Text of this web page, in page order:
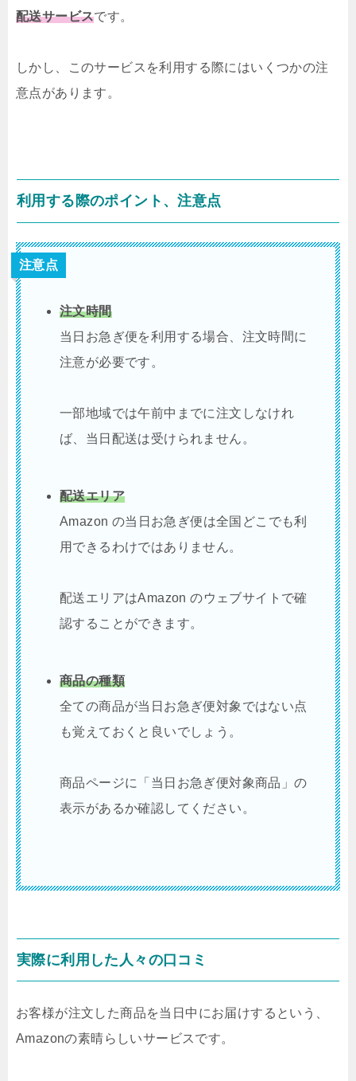
配送サービスです。
しかし、このサービスを利用する際にはいくつかの注
意点があります。
利用する際のポイント、注意点
注意点
注文時間
当日お急ぎ便を利用する場合、注文時間に
注意が必要です。
一部地域では午前中までに注文しなけれ
ば、当日配送は受けられません。
配送エリア
Amazon の当日お急ぎ便は全国どこでも利
用できるわけではありません。
配送エリアはAmazon のウェブサイトで確
認することができます。
商品の種類
全ての商品が当日お急ぎ便対象ではない点
も覚えておくと良いでしょう。
商品ページに「当日お急ぎ便対象商品」の
表示があるか確認してください。
実際に利用した人々の口コミ
お客様が注文した商品を当日中にお届けするという、
Amazonの素晴らしいサービスです。